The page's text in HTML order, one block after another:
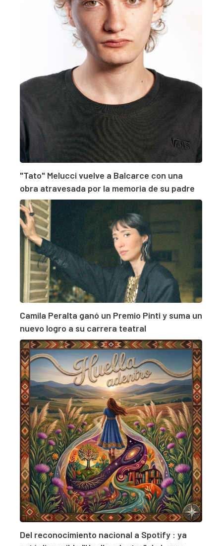
"Tato" Melucci vuelve a Balcarce con una
obra atravesada por la memoria de su padre
Camila Peralta ganó un Premio Pinti y suma un
nuevo logro a su carrera teatral
Del reconocimiento nacional a Spotify : ya